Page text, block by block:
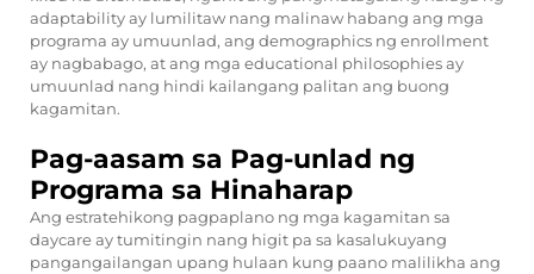
adaptability ay lumilitaw nang malinaw habang ang mga
programa ay umuunlad, ang demographics ng enrollment
ay nagbabago, at ang mga educational philosophies ay
umuunlad nang hindi kailangang palitan ang buong
kagamitan.
Pag-aasam sa Pag-unlad ng
Programa sa Hinaharap
Ang estratehikong pagpaplano ng mga kagamitan sa
daycare ay tumitingin nang higit pa sa kasalukuyang
pangangailangan upang hulaan kung paano malilikha ang